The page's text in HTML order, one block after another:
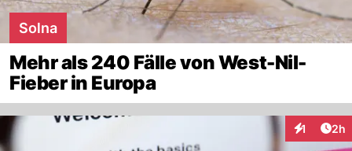
Solna
Mehr als 240 Fälle von West-Nil-
Fieber in Europa
1 2h